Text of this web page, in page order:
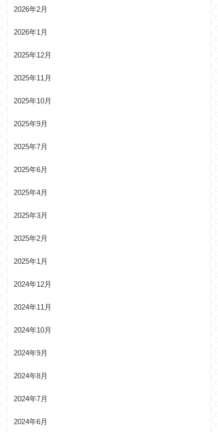
2026年2月
2026年1月
2025年12月
2025年11月
2025年10月
2025年9月
2025年7月
2025年6月
2025年4月
2025年3月
2025年2月
2025年1月
2024年12月
2024年11月
2024年10月
2024年9月
2024年8月
2024年7月
2024年6月